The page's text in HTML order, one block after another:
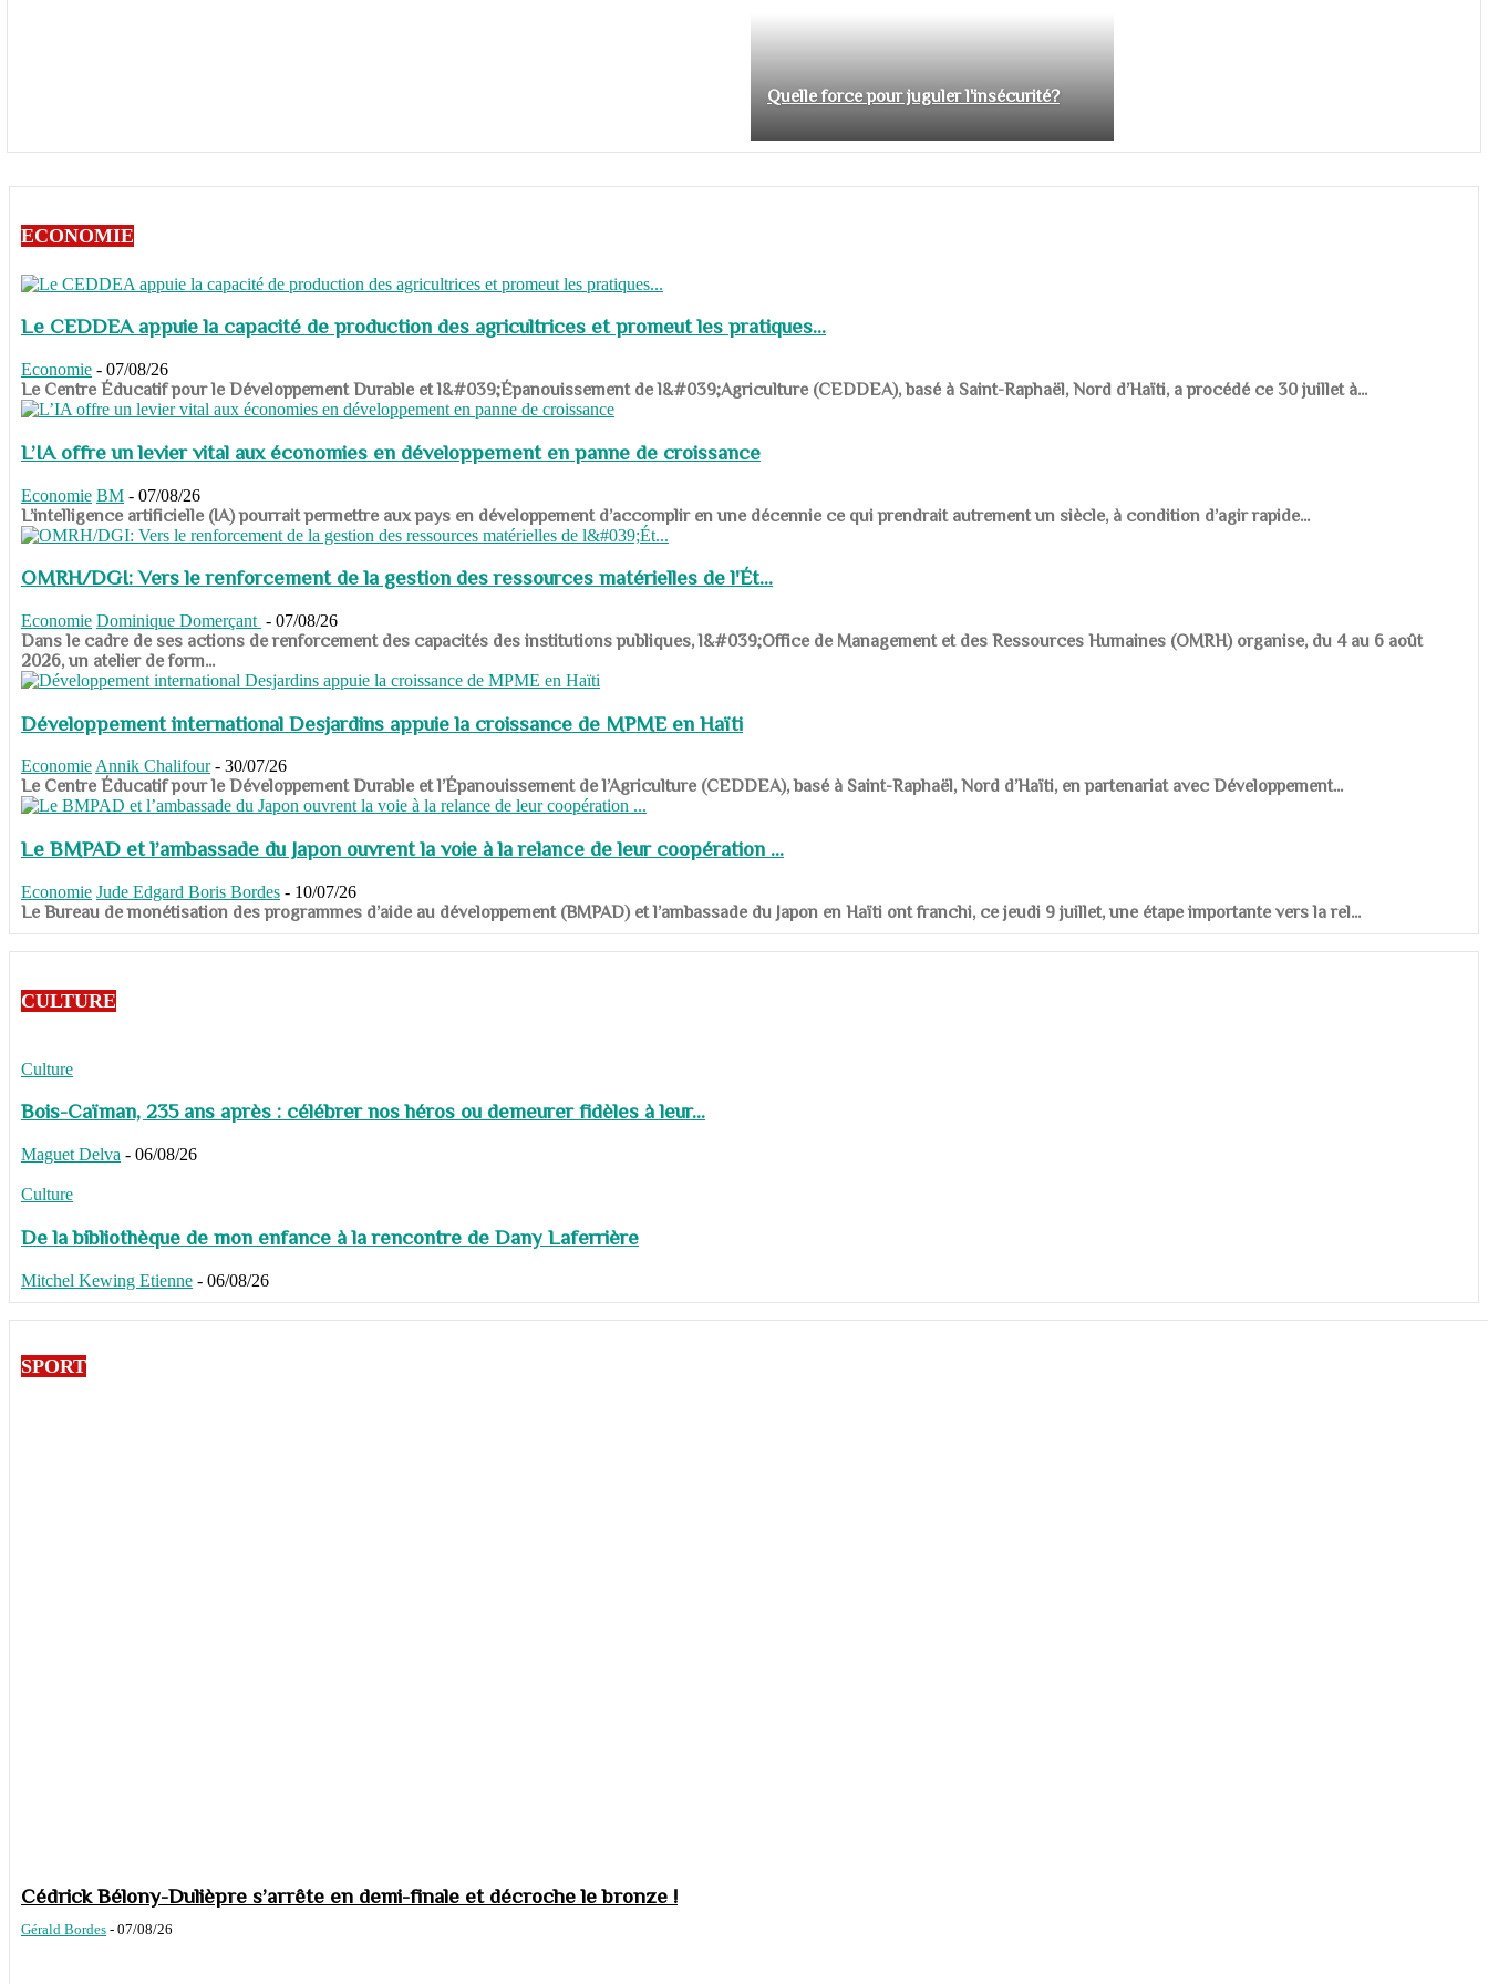
Quelle force pour juguler l'insécurité?
ECONOMIE
Le CEDDEA appuie la capacité de production des agricultrices et promeut les pratiques...
Economie - 07/08/26
​​​​​​​Le Centre Éducatif pour le Développement Durable et l&#039;Épanouissement de l&#039;Agriculture (CEDDEA), basé à Saint-Raphaël, Nord d’Haïti, a procédé ce 30 juillet à...
L’IA offre un levier vital aux économies en développement en panne de croissance
Economie BM - 07/08/26
​​​​​​​L’intelligence artificielle (IA) pourrait permettre aux pays en développement d’accomplir en une décennie ce qui prendrait autrement un siècle, à condition d’agir rapide...
OMRH/DGI: Vers le renforcement de la gestion des ressources matérielles de l'Ét...
Economie Dominique Domerçant - 07/08/26
Dans le cadre de ses actions de renforcement des capacités des institutions publiques, l&#039;Office de Management et des Ressources Humaines (OMRH) organise, du 4 au 6 août
2026, un atelier de form...
Développement international Desjardins appuie la croissance de MPME en Haïti
Economie Annik Chalifour - 30/07/26
​​​​​​​Le Centre Éducatif pour le Développement Durable et l’Épanouissement de l’Agriculture (CEDDEA), basé à Saint-Raphaël, Nord d’Haïti, en partenariat avec Développement...
Le BMPAD et l’ambassade du Japon ouvrent la voie à la relance de leur coopération ...
Economie Jude Edgard Boris Bordes - 10/07/26
​​​​​​​Le Bureau de monétisation des programmes d’aide au développement (BMPAD) et l’ambassade du Japon en Haïti ont franchi, ce jeudi 9 juillet, une étape importante vers la rel...
CULTURE
Culture
Bois-Caïman, 235 ans après : célébrer nos héros ou demeurer fidèles à leur...
Maguet Delva - 06/08/26
Culture
De la bibliothèque de mon enfance à la rencontre de Dany Laferrière
Mitchel Kewing Etienne - 06/08/26
SPORT
Cédrick Bélony-Dulièpre s’arrête en demi-finale et décroche le bronze !
Gérald Bordes - 07/08/26